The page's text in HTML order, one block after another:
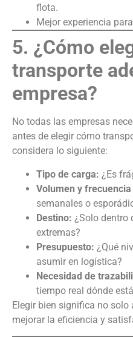
flota.
Mejor experiencia
5. ¿Cómo
transporte
empresa?
No todas las empresas
antes de elegir cómo
considera lo siguiente:
Tipo de carga: ¿Es
Volumen y
semanales o
Destino: ¿Solo dentro
extremas?
Presupuesto: ¿Qué
asumir en logística?
Necesidad de
tiempo real dónde
Elegir bien significa no
mejorar la eficiencia y